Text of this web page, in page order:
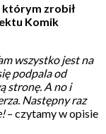
którym zrobił
Komik
wszystko jest na
podpala od
stronę. A no i
Następny raz
– czytamy w opisie